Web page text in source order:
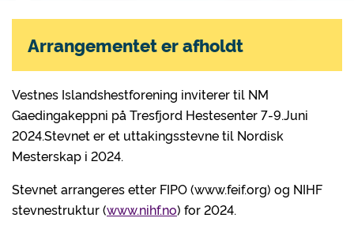
Vestnes Islandshestforening inviterer til NM
Gaedingakeppni på Tresfjord Hestesenter 7-9.Juni
2024.Stevnet er et uttakingsstevne til Nordisk
Mesterskap i 2024.
Stevnet arrangeres etter FIPO (www.feif.org) og NIHF
stevnestruktur (www.nihf.no) for 2024.
Arrangementet er afholdt